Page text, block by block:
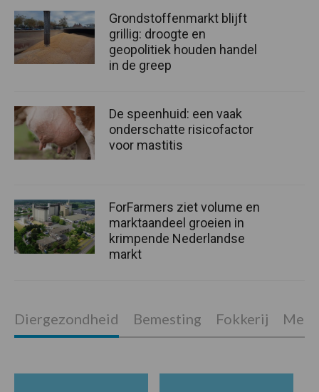
Grondstoffenmarkt blijft
grillig: droogte en
geopolitiek houden handel
in de greep
De speenhuid: een vaak
onderschatte risicofactor
voor mastitis
ForFarmers ziet volume en
marktaandeel groeien in
krimpende Nederlandse
markt
Diergezondheid Bemesting Fokkerij